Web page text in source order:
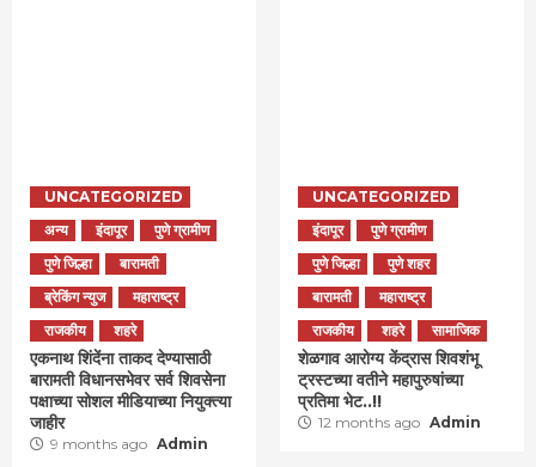
UNCATEGORIZED
अन्य
इंदापूर
पुणे ग्रामीण
पुणे जिल्हा
बारामती
ब्रेकिंग न्युज
महाराष्ट्र
राजकीय
शहरे
एकनाथ शिंदेंना ताकद देण्यासाठी
बारामती विधानसभेवर सर्व शिवसेना
पक्षाच्या सोशल मीडियाच्या नियुक्त्या
जाहीर
9 months ago Admin
UNCATEGORIZED
इंदापूर
पुणे ग्रामीण
पुणे जिल्हा
पुणे शहर
बारामती
महाराष्ट्र
राजकीय
शहरे सामाजिक
शेळगाव आरोग्य केंद्रास शिवशंभू
ट्रस्टच्या वतीने महापुरुषांच्या
प्रतिमा भेट..!!
12 months ago Admin